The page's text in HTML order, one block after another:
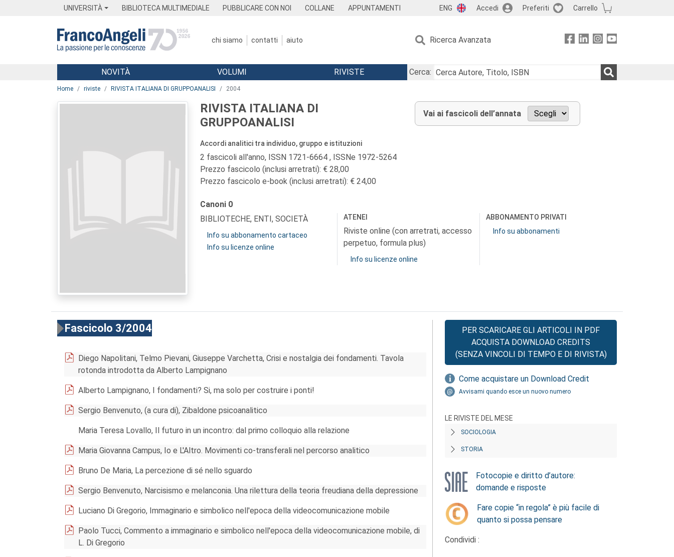
UNIVERSITÀ BIBLIOTECA MULTIMEDIALE PUBBLICARE CON NOI COLLANE APPUNTAMENTI ENG Accedi Preferiti Carrello
chi siamo contatti aiuto Ricerca Avanzata
Menu
NOVITÀ VOLUMI RIVISTE
Cerca:
Home riviste RIVISTA ITALIANA DI GRUPPOANALISI 2004
RIVISTA ITALIANA DI
GRUPPOANALISI
Accordi analitici tra individuo, gruppo e istituzioni
2 fascicoli all'anno, ISSN 1721-6664 , ISSNe 1972-5264
Prezzo fascicolo (inclusi arretrati): € 28,00
Prezzo fascicolo e-book (inclusi arretrati): € 24,00
Vai ai fascicoli dell’annata
Canoni 0
BIBLIOTECHE, ENTI, SOCIETÀ
Info su abbonamento cartaceo
Info su licenze online
ATENEI
Riviste online (con arretrati, accesso
perpetuo, formula plus)
Info su licenze online
ABBONAMENTO PRIVATI
Info su abbonamenti
Fascicolo 3/2004
Diego Napolitani, Telmo Pievani, Giuseppe Varchetta, Crisi e nostalgia dei fondamenti. Tavola
rotonda introdotta da Alberto Lampignano
Alberto Lampignano, I fondamenti? Si, ma solo per costruire i ponti!
Sergio Benvenuto, (a cura di), Zibaldone psicoanalitico
Maria Teresa Lovallo, Il futuro in un incontro: dal primo colloquio alla relazione
Maria Giovanna Campus, Io e L'Altro. Movimenti co-transferali nel percorso analitico
Bruno De Maria, La percezione di sé nello sguardo
Sergio Benvenuto, Narcisismo e melanconia. Una rilettura della teoria freudiana della depressione
Luciano Di Gregorio, Immaginario e simbolico nell'epoca della videocomunicazione mobile
Paolo Tucci, Commento a immaginario e simbolico nell'epoca della videocomunicazione mobile, di
L. Di Gregorio
PER SCARICARE GLI ARTICOLI IN PDF
ACQUISTA DOWNLOAD CREDITS
(SENZA VINCOLI DI TEMPO E DI RIVISTA)
Come acquistare un Download Credit
Avvisami quando esce un nuovo numero
LE RIVISTE DEL MESE
SOCIOLOGIA
STORIA
Fotocopie e diritto d’autore:
domande e risposte
Fare copie “in regola” è più facile di
quanto si possa pensare
Condividi :